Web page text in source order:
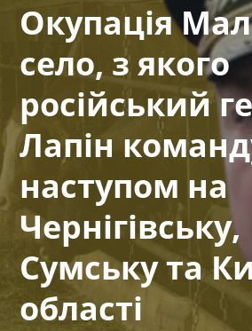
Окупація
село, з якого
російський
Лапін
наступом на
Чернігівську,
Сумську та
області